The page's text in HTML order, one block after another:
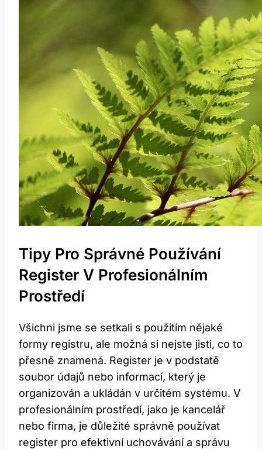
Tipy Pro Správné Používání
Register V Profesionálním
Prostředí
Všichni jsme se setkali s použitím nějaké
formy registru, ale možná si nejste jisti, co to
přesně znamená. Register je v podstatě
soubor údajů nebo informací, který je
organizován a ukládán v určitém systému. V
profesionálním prostředí, jako je kancelář
nebo firma, je důležité správně používat
register pro efektivní uchovávání a správu